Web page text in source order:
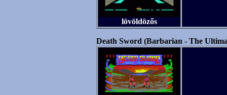
lövöldözős
Death Sword (Barbarian - The